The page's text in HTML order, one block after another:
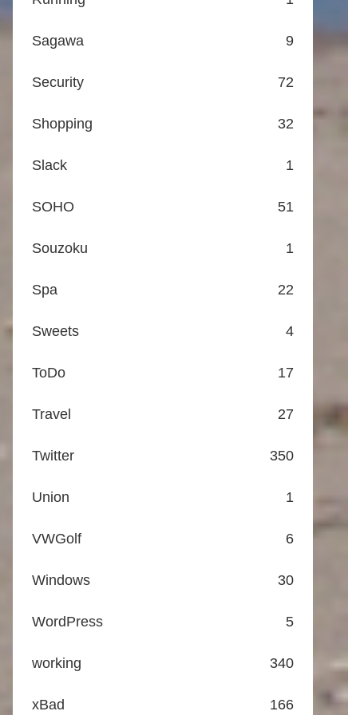
Sagawa 9
Security 72
Shopping 32
Slack 1
SOHO 51
Souzoku 1
Spa 22
Sweets 4
ToDo 17
Travel 27
Twitter 350
Union 1
VWGolf 6
Windows 30
WordPress 5
working 340
xBad 166